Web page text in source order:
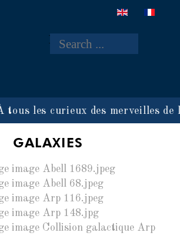
Rechercher
tous les curieux des merveilles de
GALAXIES